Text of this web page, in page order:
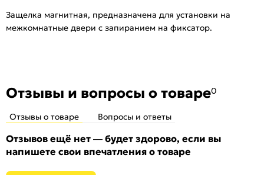
Защелка магнитная, предназначена для установки на
межкомнатные двери с запиранием на фиксатор.
Отзывы и вопросы о товаре0
Отзывы о товаре Вопросы и ответы
Отзывов ещё нет — будет здорово, если вы
напишете свои впечатления о товаре